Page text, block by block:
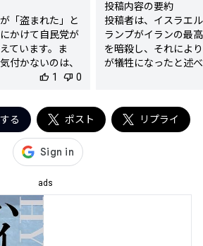
「盗まれた」と
かけて自民党が
ています。ま
付かないのは、
して報道しない
います。
主張
いるとの主張
度しているとい
まれた」という
thumb_up 1 thumb_down 0
投稿内容の要約
投稿者は、イスラエ
ランプがイランの最
を暗殺し、それによ
が犠牲になったと述
が譲歩していたにも
由はイランを国際社
かったのではないか
る ポスト リプライ
ads